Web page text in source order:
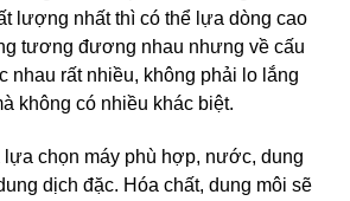
lượng nhất thì có thể lựa dòng cao
tương đương nhau nhưng về cấu
nhau rất nhiều, không phải lo lắng
không có nhiều khác biệt.
lựa chọn máy phù hợp, nước, dung
dịch đặc. Hóa chất, dung môi sẽ